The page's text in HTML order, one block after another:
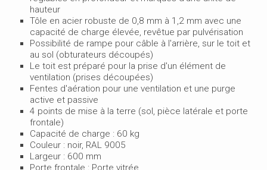
hauteur
Tôle en acier robuste de 0,8 mm à 1,2 mm avec une
capacité de charge élevée, revêtue par pulvérisation
Possibilité de rampe pour câble à l'arrière, sur le toit et
au sol (obturateurs découpés)
Le toit est préparé pour la prise d'un élément de
ventilation (prises découpées)
Fentes d'aération pour une ventilation et une purge
active et passive
4 points de mise à la terre (sol, pièce latérale et porte
frontale)
Capacité de charge : 60 kg
Couleur : noir, RAL 9005
Largeur : 600 mm
Porte frontale : Porte vitrée